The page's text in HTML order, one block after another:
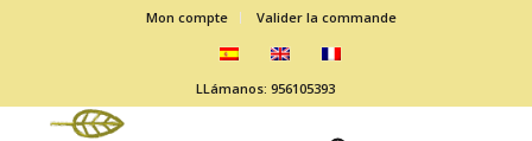
Mon compte Valider la commande
LLámanos: 956105393